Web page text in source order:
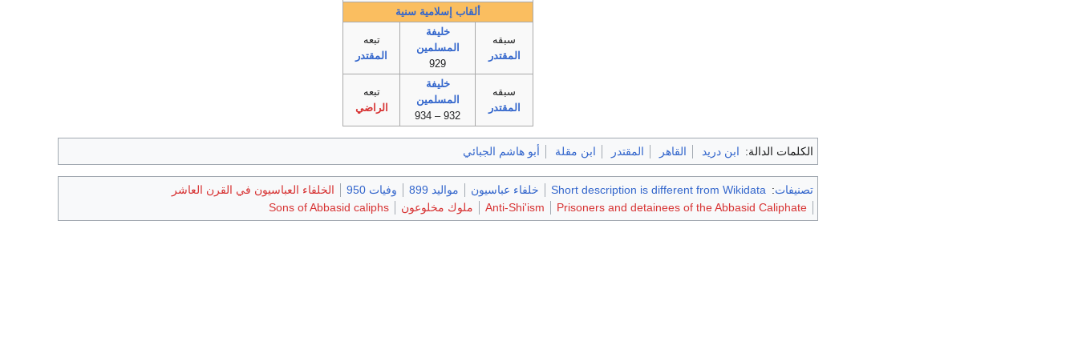
ألقاب إسلامية سنية
سبقه
المقتدر
خليفة
المسلمين
929
تبعه
المقتدر
سبقه
المقتدر
خليفة
المسلمين
932 – 934
تبعه
الراضي
الكلمات الدالة: ابن دريد القاهر المقتدر ابن مقلة أبو هاشم الجبائي
تصنيفات:
Short description is different from Wikidata خلفاء عباسيون مواليد 899 وفيات 950
الخلفاء العباسيون في القرن العاشر
Prisoners and detainees of the Abbasid Caliphate
Anti-Shi'ism ملوك مخلوعون Sons of Abbasid caliphs